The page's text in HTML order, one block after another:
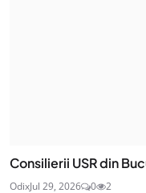
Consilierii USR din
OdixJul 29, 2026 0 2